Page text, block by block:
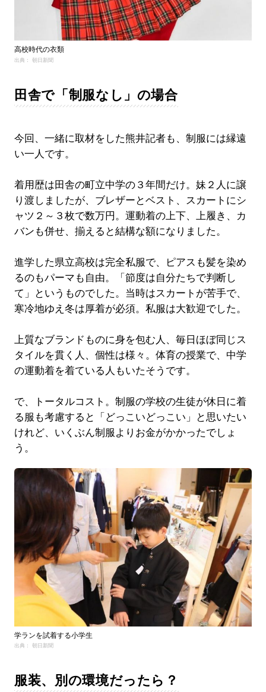
高校時代の衣類
出典： 朝日新聞
田舎で「制服なし」の場合
今回、一緒に取材をした熊井記者も、制服には縁遠
い一人です。
着用歴は田舎の町立中学の３年間だけ。妹２人に譲
り渡しましたが、ブレザーとベスト、スカートにシ
ャツ２～３枚で数万円。運動着の上下、上履き、カ
バンも併せ、揃えると結構な額になりました。
進学した県立高校は完全私服で、ピアスも髪を染め
るのもパーマも自由。「節度は自分たちで判断し
て」というものでした。当時はスカートが苦手で、
寒冷地ゆえ冬は厚着が必須。私服は大歓迎でした。
上質なブランドものに身を包む人、毎日ほぼ同じス
タイルを貫く人、個性は様々。体育の授業で、中学
の運動着を着ている人もいたそうです。
で、トータルコスト。制服の学校の生徒が休日に着
る服も考慮すると「どっこいどっこい」と思いたい
けれど、いくぶん制服よりお金がかかったでしょ
う。
学ランを試着する小学生
出典： 朝日新聞
服装、別の環境だったら？